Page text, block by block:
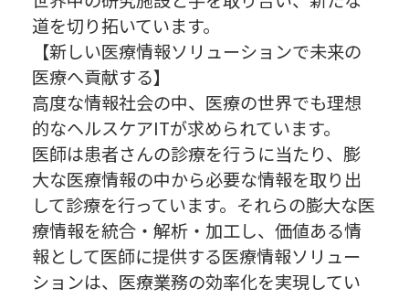
道を切り拓いています。
【新しい医療情報ソリューションで未来の
医療へ貢献する】
高度な情報社会の中、医療の世界でも理想
的なヘルスケアITが求められています。
医師は患者さんの診療を行うに当たり、膨
大な医療情報の中から必要な情報を取り出
して診療を行っています。それらの膨大な医
療情報を統合・解析・加工し、価値ある情
報として医師に提供する医療情報ソリュー
ションは、医療業務の効率化を実現してい